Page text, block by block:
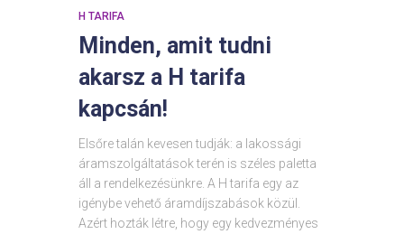
H TARIFA
Minden, amit tudni
akarsz a H tarifa
kapcsán!
Elsőre talán kevesen tudják: a lakossági
áramszolgáltatások terén is széles paletta
áll a rendelkezésünkre. A H tarifa egy az
igénybe vehető áramdíjszabások közül.
Azért hozták létre, hogy egy kedvezményes